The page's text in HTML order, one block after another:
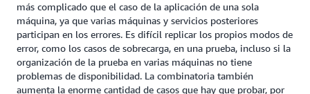
más complicado que el caso de la aplicación de una sola
máquina, ya que varias máquinas y servicios posteriores
participan en los errores. Es difícil replicar los propios modos de
error, como los casos de sobrecarga, en una prueba, incluso si la
organización de la prueba en varias máquinas no tiene
problemas de disponibilidad. La combinatoria también
aumenta la enorme cantidad de casos que hay que probar, por